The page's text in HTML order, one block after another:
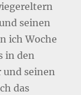
seinen
ich Woche
in den
seinen
das